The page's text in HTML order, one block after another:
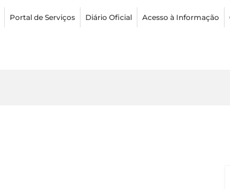
Portal de Serviços Diário Oficial Acesso à Informação